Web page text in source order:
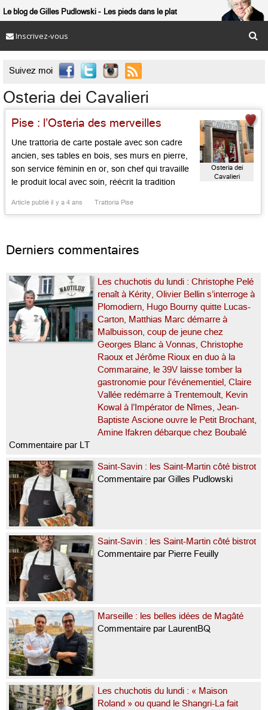
Le blog de Gilles Pudlowski Les pieds dans le plat
Inscrivez-vous
Suivez moi 
Osteria dei Cavalieri
Pise : l’Osteria des merveilles
Une trattoria de carte postale avec son cadre
ancien, ses tables en bois, ses murs en pierre,
son service féminin en or, son chef qui travaille
le produit local avec soin, réécrit la tradition
qui vous attend, à deux pas de la belle place
Article publié il y a 4 ans Trattoria Pise
Osteria dei
Cavalieri
Derniers commentaires
Les chuchotis du lundi : Christophe Pelé
renaît à Kérity, Olivier Bellin s’interroge à
Plomodiern, Hugo Bourny quitte Lucas-
Carton, Matthias Marc démarre à
Malbuisson, coup de jeune chez
Georges Blanc à Vonnas, Christophe
Raoux et Jérôme Rioux en duo à la
Commaraine, le 39V laisse tomber la
gastronomie pour l’événementiel, Claire
Vallée redémarre à Trentemoult, Kevin
Kowal à l’Impérator de Nîmes, Jean-
Baptiste Ascione ouvre le Petit Brochant,
Amine Ifakren débarque chez Boubalé
Commentaire par LT
Saint-Savin : les Saint-Martin côté bistrot
Commentaire par Gilles Pudlowski
Saint-Savin : les Saint-Martin côté bistrot
Commentaire par Pierre Feuilly
Marseille : les belles idées de Magâté
Commentaire par LaurentBQ
Les chuchotis du lundi : « Maison
Roland » ou quand le Shangri-La fait